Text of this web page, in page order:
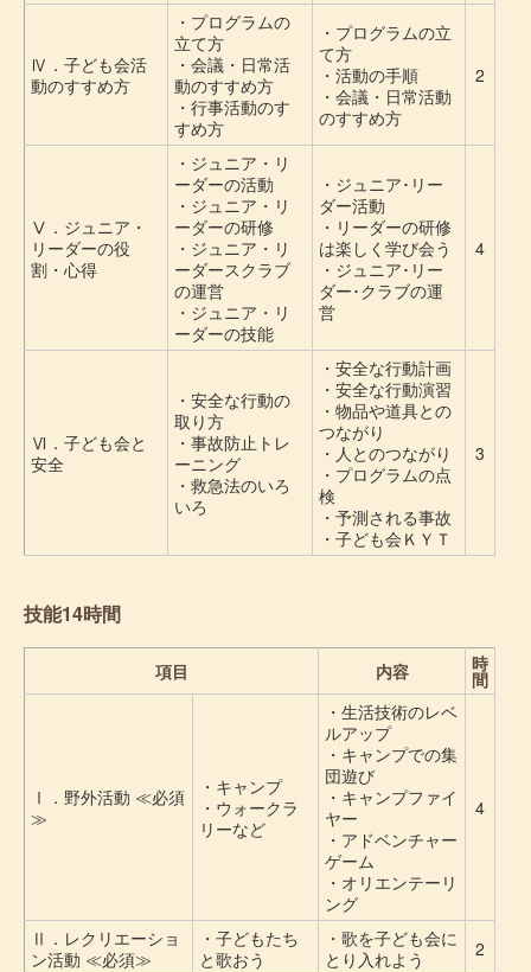
Ⅳ．子ども会活
動のすすめ方
・プログラムの
立て方
・会議・日常活
動のすすめ方
・行事活動のす
すめ方
・プログラムの立
て方
・活動の手順
・会議・日常活動
のすすめ方
2
Ⅴ．ジュニア・
リーダーの役
割・心得
・ジュニア・リ
ーダーの活動
・ジュニア・リ
ーダーの研修
・ジュニア・リ
ーダースクラブ
の運営
・ジュニア・リ
ーダーの技能
・ジュニア･リー
ダー活動
・リーダーの研修
は楽しく学び会う
・ジュニア･リー
ダー･クラブの運
営
4
Ⅵ．子ども会と
安全
・安全な行動の
取り方
・事故防止トレ
ーニング
・救急法のいろ
いろ
・安全な行動計画
・安全な行動演習
・物品や道具との
つながり
・人とのつながり
・プログラムの点
検
・予測される事故
・子ども会ＫＹＴ
3
技能14時間
項目 内容 時
間
Ⅰ．野外活動 ≪必須
≫
・キャンプ
・ウォークラ
リーなど
・生活技術のレベ
ルアップ
・キャンプでの集
団遊び
・キャンプファイ
ヤー
・アドベンチャー
ゲーム
・オリエンテーリ
ング
4
Ⅱ．レクリエーショ
ン活動 ≪必須≫
・子どもたち
と歌おう
・歌を子ども会に
とり入れよう
2